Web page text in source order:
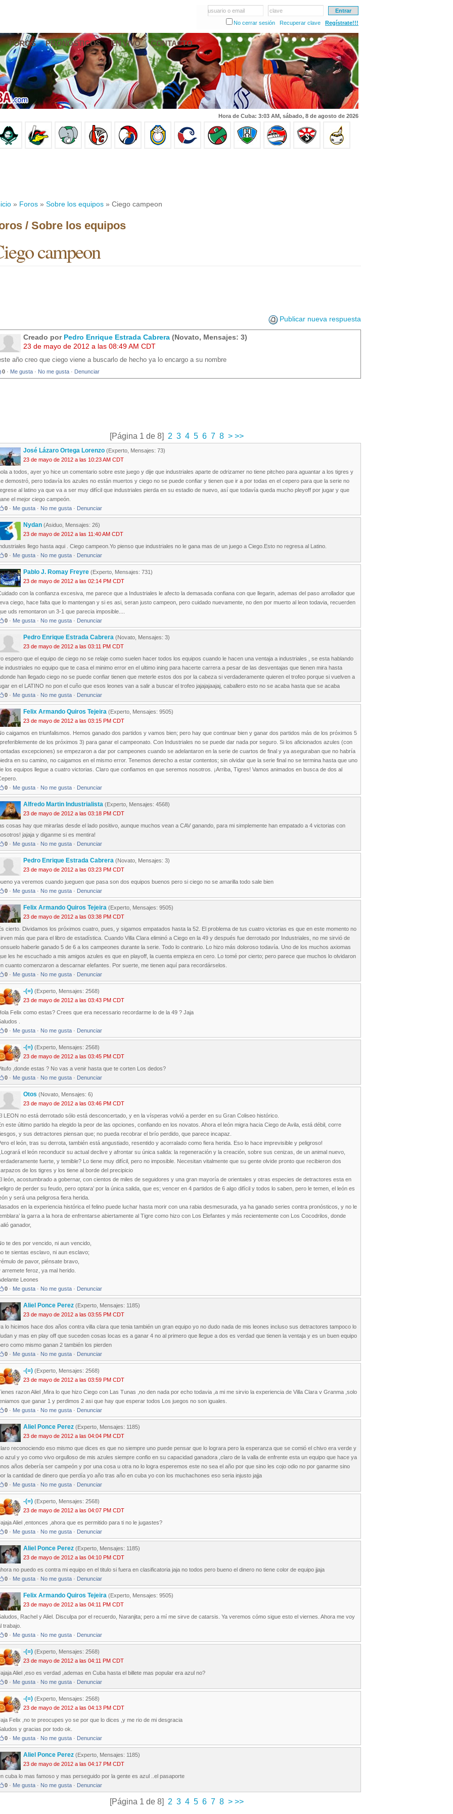
usuario o email
clave
No cerrar sesión
Recuperar clave Regístrate!!!
FOROS PRONÓSTICOS EN VIVO CONTACTO
Hora de Cuba: 3:03 AM, sábado, 8 de agosto de 2026
» Foros » Sobre los equipos » Ciego campeon
/ Sobre los equipos
campeon
Publicar nueva respuesta
Creado por Pedro Enrique Estrada Cabrera (Novato, Mensajes: 3)
23 de mayo de 2012 a las 08:49 AM CDT
año creo que ciego viene a buscarlo de hecho ya lo encargo a su nombre
0 · Me gusta · No me gusta · Denunciar
[Página 1 de 8] 2 3 4 5 6 7 8 >>>
José Lázaro Ortega Lorenzo (Experto, Mensajes: 73)
23 de mayo de 2012 a las 10:23 AM CDT
a todos, ayer yo hice un comentario sobre este juego y dije que industriales aparte de odrizamer no tiene pitcheo para aguantar a los tigres y
demostró, pero todavía los azules no están muertos y ciego no se puede confiar y tienen que ir a por todas en el cepero para que la serie no
al latino ya que va a ser muy difícil que industriales pierda en su estadio de nuevo, así que todavía queda mucho pleyoff por jugar y que
el mejor ciego campeón.
0 · Me gusta · No me gusta · Denunciar
Nydan (Asiduo, Mensajes: 26)
23 de mayo de 2012 a las 11:40 AM CDT
llego hasta aqui . Ciego campeon.Yo pienso que industriales no le gana mas de un juego a Ciego.Esto no regresa al Latino.
0 · Me gusta · No me gusta · Denunciar
Pablo J. Romay Freyre (Experto, Mensajes: 731)
23 de mayo de 2012 a las 02:14 PM CDT
con la confianza excesiva, me parece que a Industriales le afecto la demasada confiana con que llegarin, ademas del paso arrollador que
ciego, hace falta que lo mantengan y si es asi, seran justo campeon, pero cuidado nuevamente, no den por muerto al leon todavia, recuerden
uds remontaron un 3-1 que parecia imposible....
0 · Me gusta · No me gusta · Denunciar
Pedro Enrique Estrada Cabrera (Novato, Mensajes: 3)
23 de mayo de 2012 a las 03:11 PM CDT
espero que el equipo de ciego no se relaje como suelen hacer todos los equipos cuando le hacen una ventaja a industriales , se esta hablando
industriales no equipo que te casa el minimo error en el ultimo ining para hacerte carrera a pesar de las desventajas que tienen mira hasta
han llegado ciego no se puede confiar tienen que meterle estos dos por la cabeza si verdaderamente quieren el trofeo porque si vuelven a
en el LATINO no pon el cuño que esos leones van a salir a buscar el trofeo jajajajaajaj, caballero esto no se acaba hasta que se acaba
0 · Me gusta · No me gusta · Denunciar
Felix Armando Quiros Tejeira (Experto, Mensajes: 9505)
23 de mayo de 2012 a las 03:15 PM CDT
caigamos en triunfalismos. Hemos ganado dos partidos y vamos bien; pero hay que continuar bien y ganar dos partidos más de los próximos 5
de los próximos 3) para ganar el campeonato. Con Industriales no se puede dar nada por seguro. Si los aficionados azules (con
excepciones) se empezaron a dar por campeones cuando se adelantaron en la serie de cuartos de final y ya aseguraban que no habría
en su camino, no caigamos en el mismo error. Tenemos derecho a estar contentos; sin olvidar que la serie final no se termina hasta que uno
los equipos llegue a cuatro victorias. Claro que confiamos en que seremos nosotros. ¡Arriba, Tigres! Vamos animados en busca de dos al
0 · Me gusta · No me gusta · Denunciar
Alfredo Martin Industrialista (Experto, Mensajes: 4568)
23 de mayo de 2012 a las 03:18 PM CDT
cosas hay que mirarlas desde el lado positivo, aunque muchos vean a CAV ganando, para mi simplemente han empatado a 4 victorias con
jajaja y diganme si es mentira!
0 · Me gusta · No me gusta · Denunciar
Pedro Enrique Estrada Cabrera (Novato, Mensajes: 3)
23 de mayo de 2012 a las 03:23 PM CDT
ya veremos cuando jueguen que pasa son dos equipos buenos pero si ciego no se amarilla todo sale bien
0 · Me gusta · No me gusta · Denunciar
Felix Armando Quiros Tejeira (Experto, Mensajes: 9505)
23 de mayo de 2012 a las 03:38 PM CDT
cierto. Dividamos los próximos cuatro, pues, y sigamos empatados hasta la 52. El problema de tus cuatro victorias es que en este momento no
más que para el libro de estadística. Cuando Villa Clara eliminó a Ciego en la 49 y después fue derrotado por Industriales, no me sirvió de
haberle ganado 5 de 6 a los campeones durante la serie. Todo lo contrario. Lo hizo más doloroso todavía. Uno de los muchos axiomas
les he escuchado a mis amigos azules es que en playoff, la cuenta empieza en cero. Lo tomé por cierto; pero parece que muchos lo olvidaron
cuanto comenzaron a descarnar elefantes. Por suerte, me tienen aquí para recordárselos.
0 · Me gusta · No me gusta · Denunciar
-(=) (Experto, Mensajes: 2568)
23 de mayo de 2012 a las 03:43 PM CDT
Felix como estas? Crees que era necessario recordarme lo de la 49 ? Jaja
.
0 · Me gusta · No me gusta · Denunciar
-(=) (Experto, Mensajes: 2568)
23 de mayo de 2012 a las 03:45 PM CDT
,donde estas ? No vas a venir hasta que te corten Los dedos?
0 · Me gusta · No me gusta · Denunciar
Otos (Novato, Mensajes: 6)
23 de mayo de 2012 a las 03:46 PM CDT
LEON no está derrotado sólo está desconcertado, y en la vísperas volvió a perder en su Gran Coliseo histórico.
este último partido ha elegido la peor de las opciones, confiando en los novatos. Ahora el león migra hacia Ciego de Avila, está débil, corre
y sus detractores piensan que; no pueda recobrar el brío perdido, que parece incapaz.
el león, tras su derrota, también está angustiado, resentido y acorralado como fiera herida. Eso lo hace imprevisible y peligroso!
el león reconducir su actual declive y afrontar su única salida: la regeneración y la creación, sobre sus cenizas, de un animal nuevo,
fuerte, y temible? Lo tiene muy difícil, pero no imposible. Necesitan vitalmente que su gente olvide pronto que recibieron dos
de los tigres y los tiene al borde del precipicio
león, acostumbrado a gobernar, con cientos de miles de seguidores y una gran mayoría de orientales y otras especies de detractores esta en
de perder su feudo, pero optara’ por la única salida, que es; vencer en 4 partidos de 6 algo difícil y todos lo saben, pero le temen, el león es
y será una peligrosa fiera herida.
en la experiencia histórica el felino puede luchar hasta morir con una rabia desmesurada, ya ha ganado series contra pronósticos, y no le
la garra a la hora de enfrentarse abiertamente al Tigre como hizo con Los Elefantes y más recientemente con Los Cocodrilos, donde
ganador,
te des por vencido, ni aun vencido,
te sientas esclavo, ni aun esclavo;
de pavor, piénsate bravo,
arremete feroz, ya mal herido.
Leones
0 · Me gusta · No me gusta · Denunciar
Aliel Ponce Perez (Experto, Mensajes: 1185)
23 de mayo de 2012 a las 03:55 PM CDT
lo hicimos hace dos años contra villa clara que tenia también un gran equipo yo no dudo nada de mis leones incluso sus detractores tampoco lo
y mas en play off que suceden cosas locas es a ganar 4 no al primero que llegue a dos es verdad que tienen la ventaja y es un buen equipo
como mismo ganan 2 también los pierden
0 · Me gusta · No me gusta · Denunciar
-(=) (Experto, Mensajes: 2568)
23 de mayo de 2012 a las 03:59 PM CDT
razon Aliel ,Mira lo que hizo Ciego con Las Tunas ,no den nada por echo todavia ,a mi me sirvio la experiencia de Villa Clara v Granma ,solo
que ganar 1 y perdimos 2 asi que hay que esperar todos Los juegos no son iguales.
0 · Me gusta · No me gusta · Denunciar
Aliel Ponce Perez (Experto, Mensajes: 1185)
23 de mayo de 2012 a las 04:04 PM CDT
reconociendo eso mismo que dices es que no siempre uno puede pensar que lo lograra pero la esperanza que se comió el chivo era verde y
azul y yo como vivo orgulloso de mis azules siempre confio en su capacidad ganadora ,claro de la valla de enfrente esta un equipo que hace ya
años debería ser campeón y por una cosa u otra no lo logra esperemos este no sea el año por que sino les cojo odio no por ganarme sino
la cantidad de dinero que perdía yo año tras año en cuba yo con los muchachones eso seria injusto jajja
0 · Me gusta · No me gusta · Denunciar
-(=) (Experto, Mensajes: 2568)
23 de mayo de 2012 a las 04:07 PM CDT
Aliel ,entonces ,ahora que es permitido para ti no le jugastes?
0 · Me gusta · No me gusta · Denunciar
Aliel Ponce Perez (Experto, Mensajes: 1185)
23 de mayo de 2012 a las 04:10 PM CDT
no puedo es contra mi equipo en el titulo si fuera en clasificatoria jaja no todos pero bueno el dinero no tiene color de equipo jjaja
0 · Me gusta · No me gusta · Denunciar
Felix Armando Quiros Tejeira (Experto, Mensajes: 9505)
23 de mayo de 2012 a las 04:11 PM CDT
Rachel y Aliel. Disculpa por el recuerdo, Naranjita; pero a mí me sirve de catarsis. Ya veremos cómo sigue esto el viernes. Ahora me voy
trabajo.
0 · Me gusta · No me gusta · Denunciar
-(=) (Experto, Mensajes: 2568)
23 de mayo de 2012 a las 04:11 PM CDT
Aliel ,eso es verdad ,ademas en Cuba hasta el billete mas popular era azul no?
0 · Me gusta · No me gusta · Denunciar
-(=) (Experto, Mensajes: 2568)
23 de mayo de 2012 a las 04:13 PM CDT
Felix ,no te preocupes yo se por que lo dices ,y me rio de mi desgracia
y gracias por todo ok.
0 · Me gusta · No me gusta · Denunciar
Aliel Ponce Perez (Experto, Mensajes: 1185)
23 de mayo de 2012 a las 04:17 PM CDT
cuba lo mas famoso y mas perseguido por la gente es azul ..el pasaporte
0 · Me gusta · No me gusta · Denunciar
[Página 1 de 8] 2 3 4 5 6 7 8 >>>